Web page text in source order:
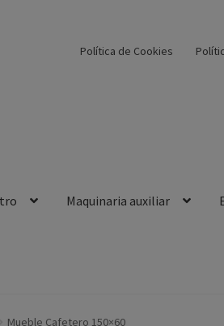
Política de Cookies
Maquinaria auxiliar
Política de Privacidad
Mueble Cafetero 150×60